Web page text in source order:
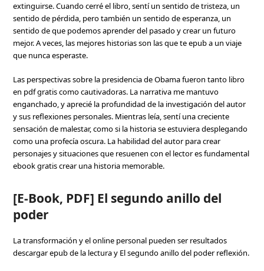
extinguirse. Cuando cerré el libro, sentí un sentido de tristeza, un
sentido de pérdida, pero también un sentido de esperanza, un
sentido de que podemos aprender del pasado y crear un futuro
mejor. A veces, las mejores historias son las que te epub a un viaje
que nunca esperaste.
Las perspectivas sobre la presidencia de Obama fueron tanto libro
en pdf gratis como cautivadoras. La narrativa me mantuvo
enganchado, y aprecié la profundidad de la investigación del autor
y sus reflexiones personales. Mientras leía, sentí una creciente
sensación de malestar, como si la historia se estuviera desplegando
como una profecía oscura. La habilidad del autor para crear
personajes y situaciones que resuenen con el lector es fundamental
ebook gratis crear una historia memorable.
[E-Book, PDF] El segundo anillo del
poder
La transformación y el online personal pueden ser resultados
descargar epub de la lectura y El segundo anillo del poder reflexión.